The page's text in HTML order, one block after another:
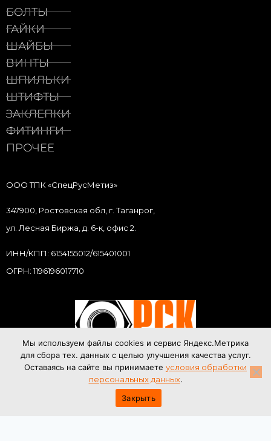
БОЛТЫ
ГАЙКИ
ШАЙБЫ
ВИНТЫ
ШПИЛЬКИ
ШТИФТЫ
ЗАКЛЕПКИ
ФИТИНГИ
ПРОЧЕЕ
ООО ТПК «СпецРусМетиз»
347900, Ростовская обл, г. Таганрог,
ул. Лесная Биржа, д. 6-к, офис 2.
ИНН/КПП: 6154155012/615401001
ОГРН: 1196196017710
Спецрусметиз. Все права защищены.
Мы используем файлы cookies и сервис Яндекс.Метрика
для сбора тех. данных с целью улучшения качества услуг.
Оставаясь на сайте вы принимаете условия обработки
персональных данных.
Закрыть